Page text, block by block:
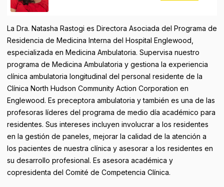
La Dra. Natasha Rastogi es Directora Asociada del Programa de
Residencia de Medicina Interna del Hospital Englewood,
especializada en Medicina Ambulatoria. Supervisa nuestro
programa de Medicina Ambulatoria y gestiona la experiencia
clínica ambulatoria longitudinal del personal residente de la
Clínica North Hudson Community Action Corporation en
Englewood. Es preceptora ambulatoria y también es una de las
profesoras líderes del programa de medio día académico para
residentes. Sus intereses incluyen involucrar a los residentes
en la gestión de paneles, mejorar la calidad de la atención a
los pacientes de nuestra clínica y asesorar a los residentes en
su desarrollo profesional. Es asesora académica y
copresidenta del Comité de Competencia Clínica.